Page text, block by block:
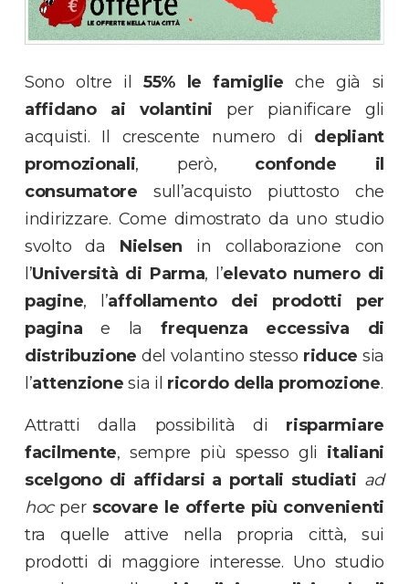
Sono oltre il55% le famiglie che già si
affidano ai volantini per pianificare gli
acquisti. Il crescente numero di depliant
promozionali, però, confonde il
consumatore sull’acquisto piuttosto che
indirizzare. Come dimostrato da uno studio
svolto da Nielsen in collaborazione con
l’Università di Parma, l’elevato numero di
pagine, l’affollamento dei prodotti per
paginae lafrequenza eccessiva di
distribuzione del volantino stesso riduce sia
l’attenzione sia il ricordo della promozione.
Attratti dalla possibilità di risparmiare
facilmente, sempre più spesso gli italiani
scelgono di affidarsi a portali studiati ad
hocper scovare le offerte più convenienti
tra quelle attive nella propria città, sui
prodotti di maggiore interesse. Uno studio